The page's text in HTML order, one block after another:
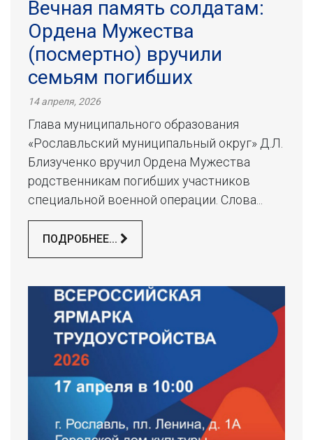
Вечная память солдатам:
Ордена Мужества
(посмертно) вручили
семьям погибших
14 апреля, 2026
Глава муниципального образования
«Рославльский муниципальный округ» Д.Л.
Близученко вручил Ордена Мужества
родственникам погибших участников
специальной военной операции. Слова...
ПОДРОБНЕЕ...